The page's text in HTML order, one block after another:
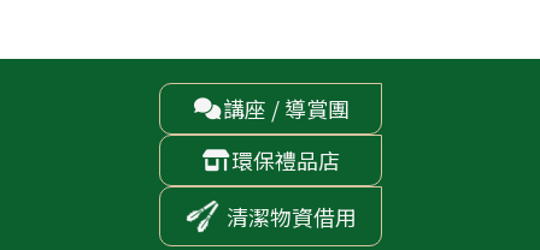
講座 / 導賞團
環保禮品店
清潔物資借用